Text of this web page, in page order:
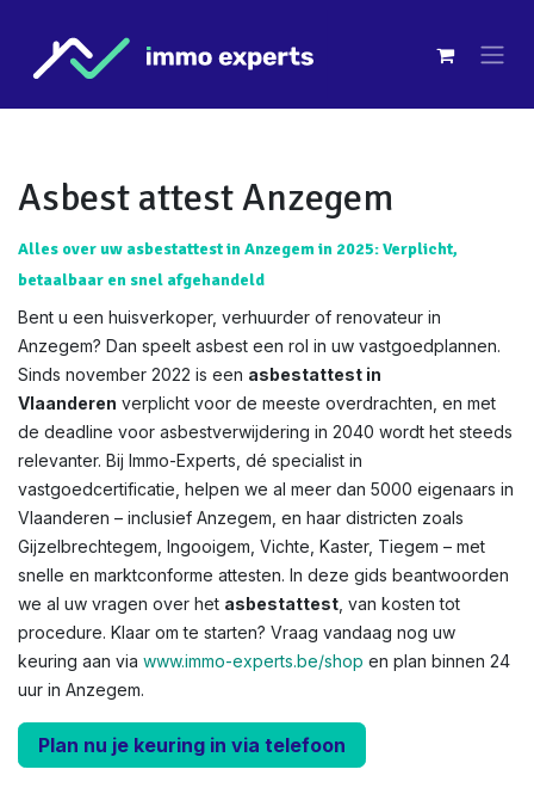
Asbest attest Anzegem
Alles over uw asbestattest in Anzegem in 2025: Verplicht,
betaalbaar en snel afgehandeld
Bent u een huisverkoper, verhuurder of renovateur in
Anzegem? Dan speelt asbest een rol in uw vastgoedplannen.
Sinds november 2022 is een asbestattest in
Vlaanderen verplicht voor de meeste overdrachten, en met
de deadline voor asbestverwijdering in 2040 wordt het steeds
relevanter. Bij Immo-Experts, dé specialist in
vastgoedcertificatie, helpen we al meer dan 5000 eigenaars in
Vlaanderen – inclusief Anzegem, en haar districten zoals
Gijzelbrechtegem, Ingooigem, Vichte, Kaster, Tiegem – met
snelle en marktconforme attesten. In deze gids beantwoorden
we al uw vragen over het asbestattest , van kosten tot
procedure. Klaar om te starten? Vraag vandaag nog uw
keuring aan via www.immo-experts.be/shop en plan binnen 24
uur in Anzegem.
Plan nu je keuring in via telefoon